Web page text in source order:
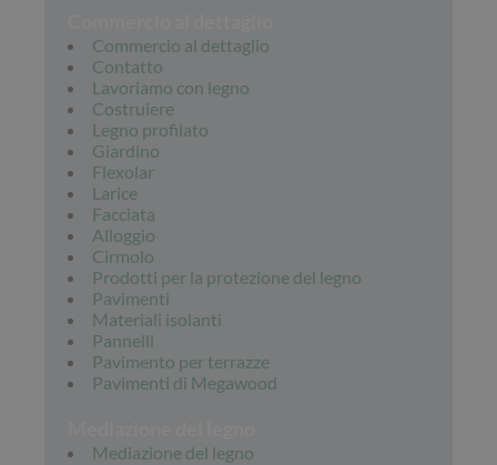
Commercio al dettaglio
Contatto
Lavoriamo con legno
Costruiere
Legno profilato
Giardino
Flexolar
Larice
Facciata
Alloggio
Cirmolo
Prodotti per la protezione del legno
Pavimenti
Materiali isolanti
Pannelli
Pavimento per terrazze
Pavimenti di Megawood
Mediazione del legno